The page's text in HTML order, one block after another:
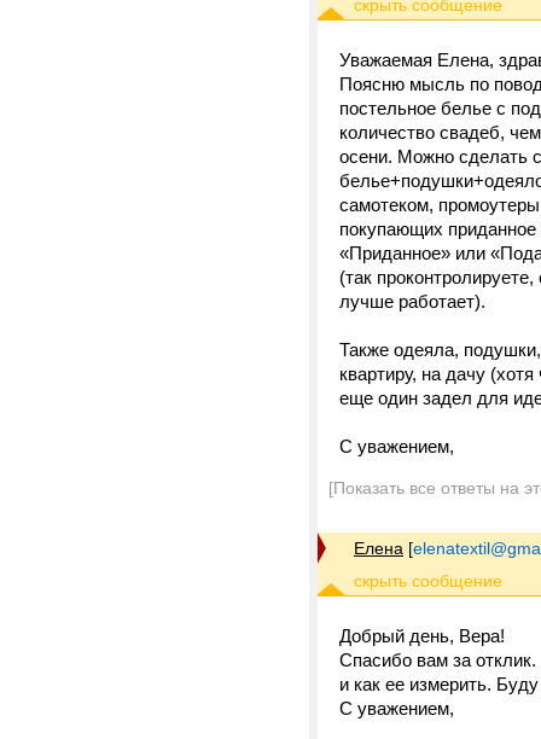
Уважаемая Елена,
Поясню мысль по
постельное белье с
количество свадеб,
осени. Можно сделать
самотеком,
покупающих
«Приданное» или
(так
лучше работает).
Также одеяла,
квартиру, на дачу
еще один задел для
С уважением,
[Показать все ответы на
Елена [
Добрый день, Вера!
Спасибо вам за
и как ее измерить.
С уважением,